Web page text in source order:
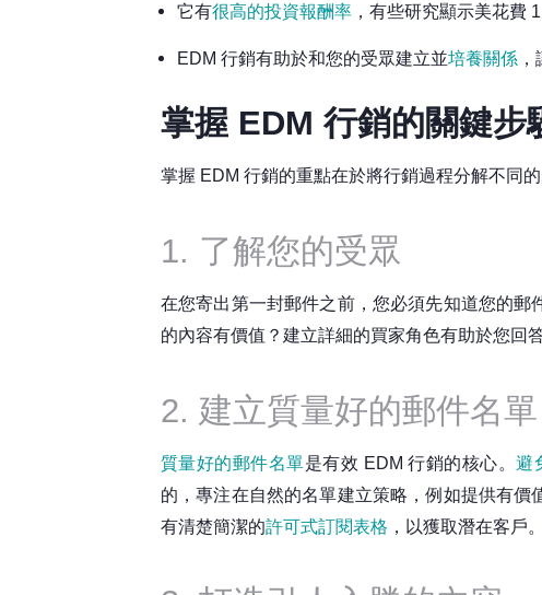
它有很高的投資報酬率 ，有些研究顯示美花費
EDM 行銷有助於和您的受眾建立並培養關係
掌握 EDM 行銷的關鍵步
掌握 EDM 行銷的重點在於將行銷過程分解不同
1. 了解您的受眾
在您寄出第一封郵件之前，您必須先知道您的郵
的內容有價值？建立詳細的買家角色有助於您回
2. 建立質量好的郵件名單
質量好的郵件名單是有效 EDM 行銷的核心。避
的，專注在自然的名單建立策略，例如提供有
有清楚簡潔的許可式訂閱表格 ，以獲取潛在客戶。